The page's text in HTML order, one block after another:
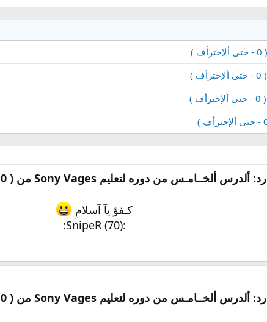
رد: ألدرس ألخــامـس من دوره لتعليم Sony Vages من ( 0 - حتى ألإحترأف )
كـفؤ يآ آسلامِ
:SnipeR (70):
رد: ألدرس ألخــامـس من دوره لتعليم Sony Vages من ( 0 - حتى ألإحترأف )